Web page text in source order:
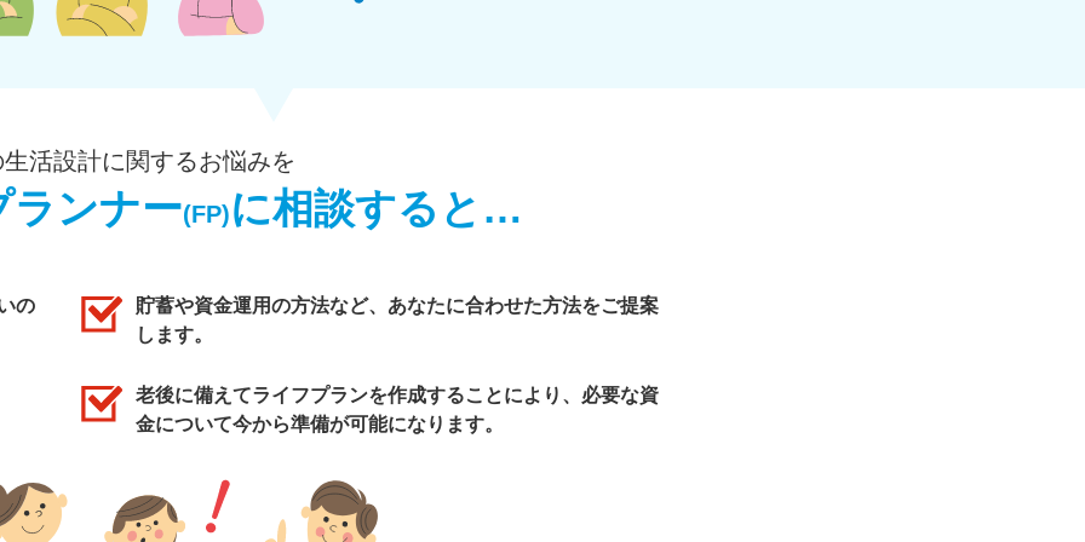
活設計に関するお悩みを
ランナー(FP)に相談すると…
の
貯蓄や資金運用の方法など、あなたに合わせた方法をご提案
します。
老後に備えてライフプランを作成することにより、必要な資
金について今から準備が可能になります。